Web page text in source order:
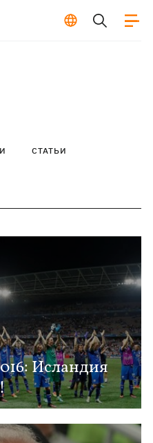
СТАТЬИ
Исландия